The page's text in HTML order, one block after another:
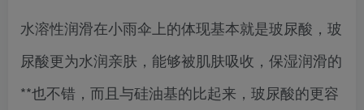
水溶性润滑在小雨伞上的体现基本就是玻尿酸，玻
尿酸更为水润亲肤，能够被肌肤吸收，保湿润滑的
**也不错，而且与硅油基的比起来，玻尿酸的更容